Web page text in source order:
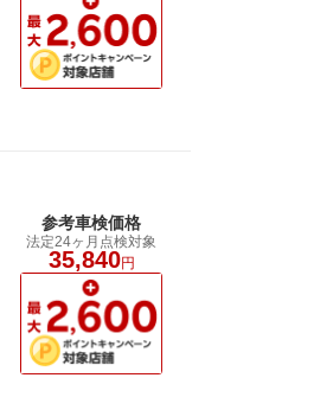
参考車検価格
法定24ヶ月点検対象
35,840円